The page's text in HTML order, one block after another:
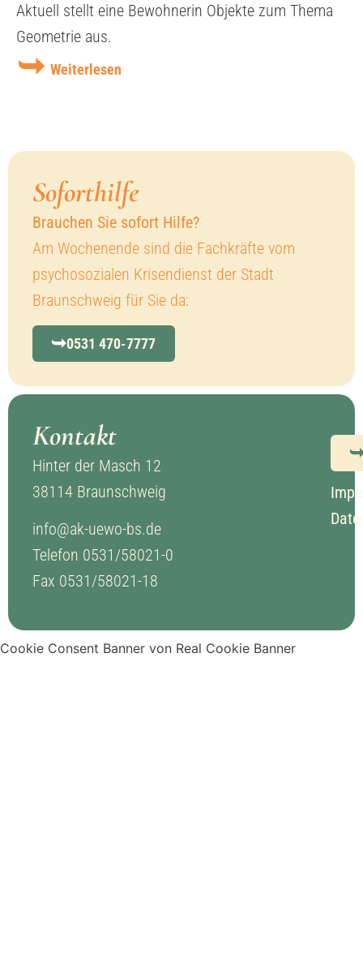
Aktuell stellt eine Bewohnerin Objekte zum Thema
Geometrie aus.
Weiterlesen
Sofort­hilfe
Brauchen Sie sofort Hilfe?
Am Wochenende sind die Fachkräfte vom
psychosozialen Krisendienst der Stadt
Braunschweig für Sie da:
0531 470-7777
Kontakt
Hinter der Masch 12
38114 Braunschweig
info@ak-uewo-bs.de
Telefon 0531/58021-0
Fax 0531/58021-18
Cookie Consent Banner von Real Cookie Banner